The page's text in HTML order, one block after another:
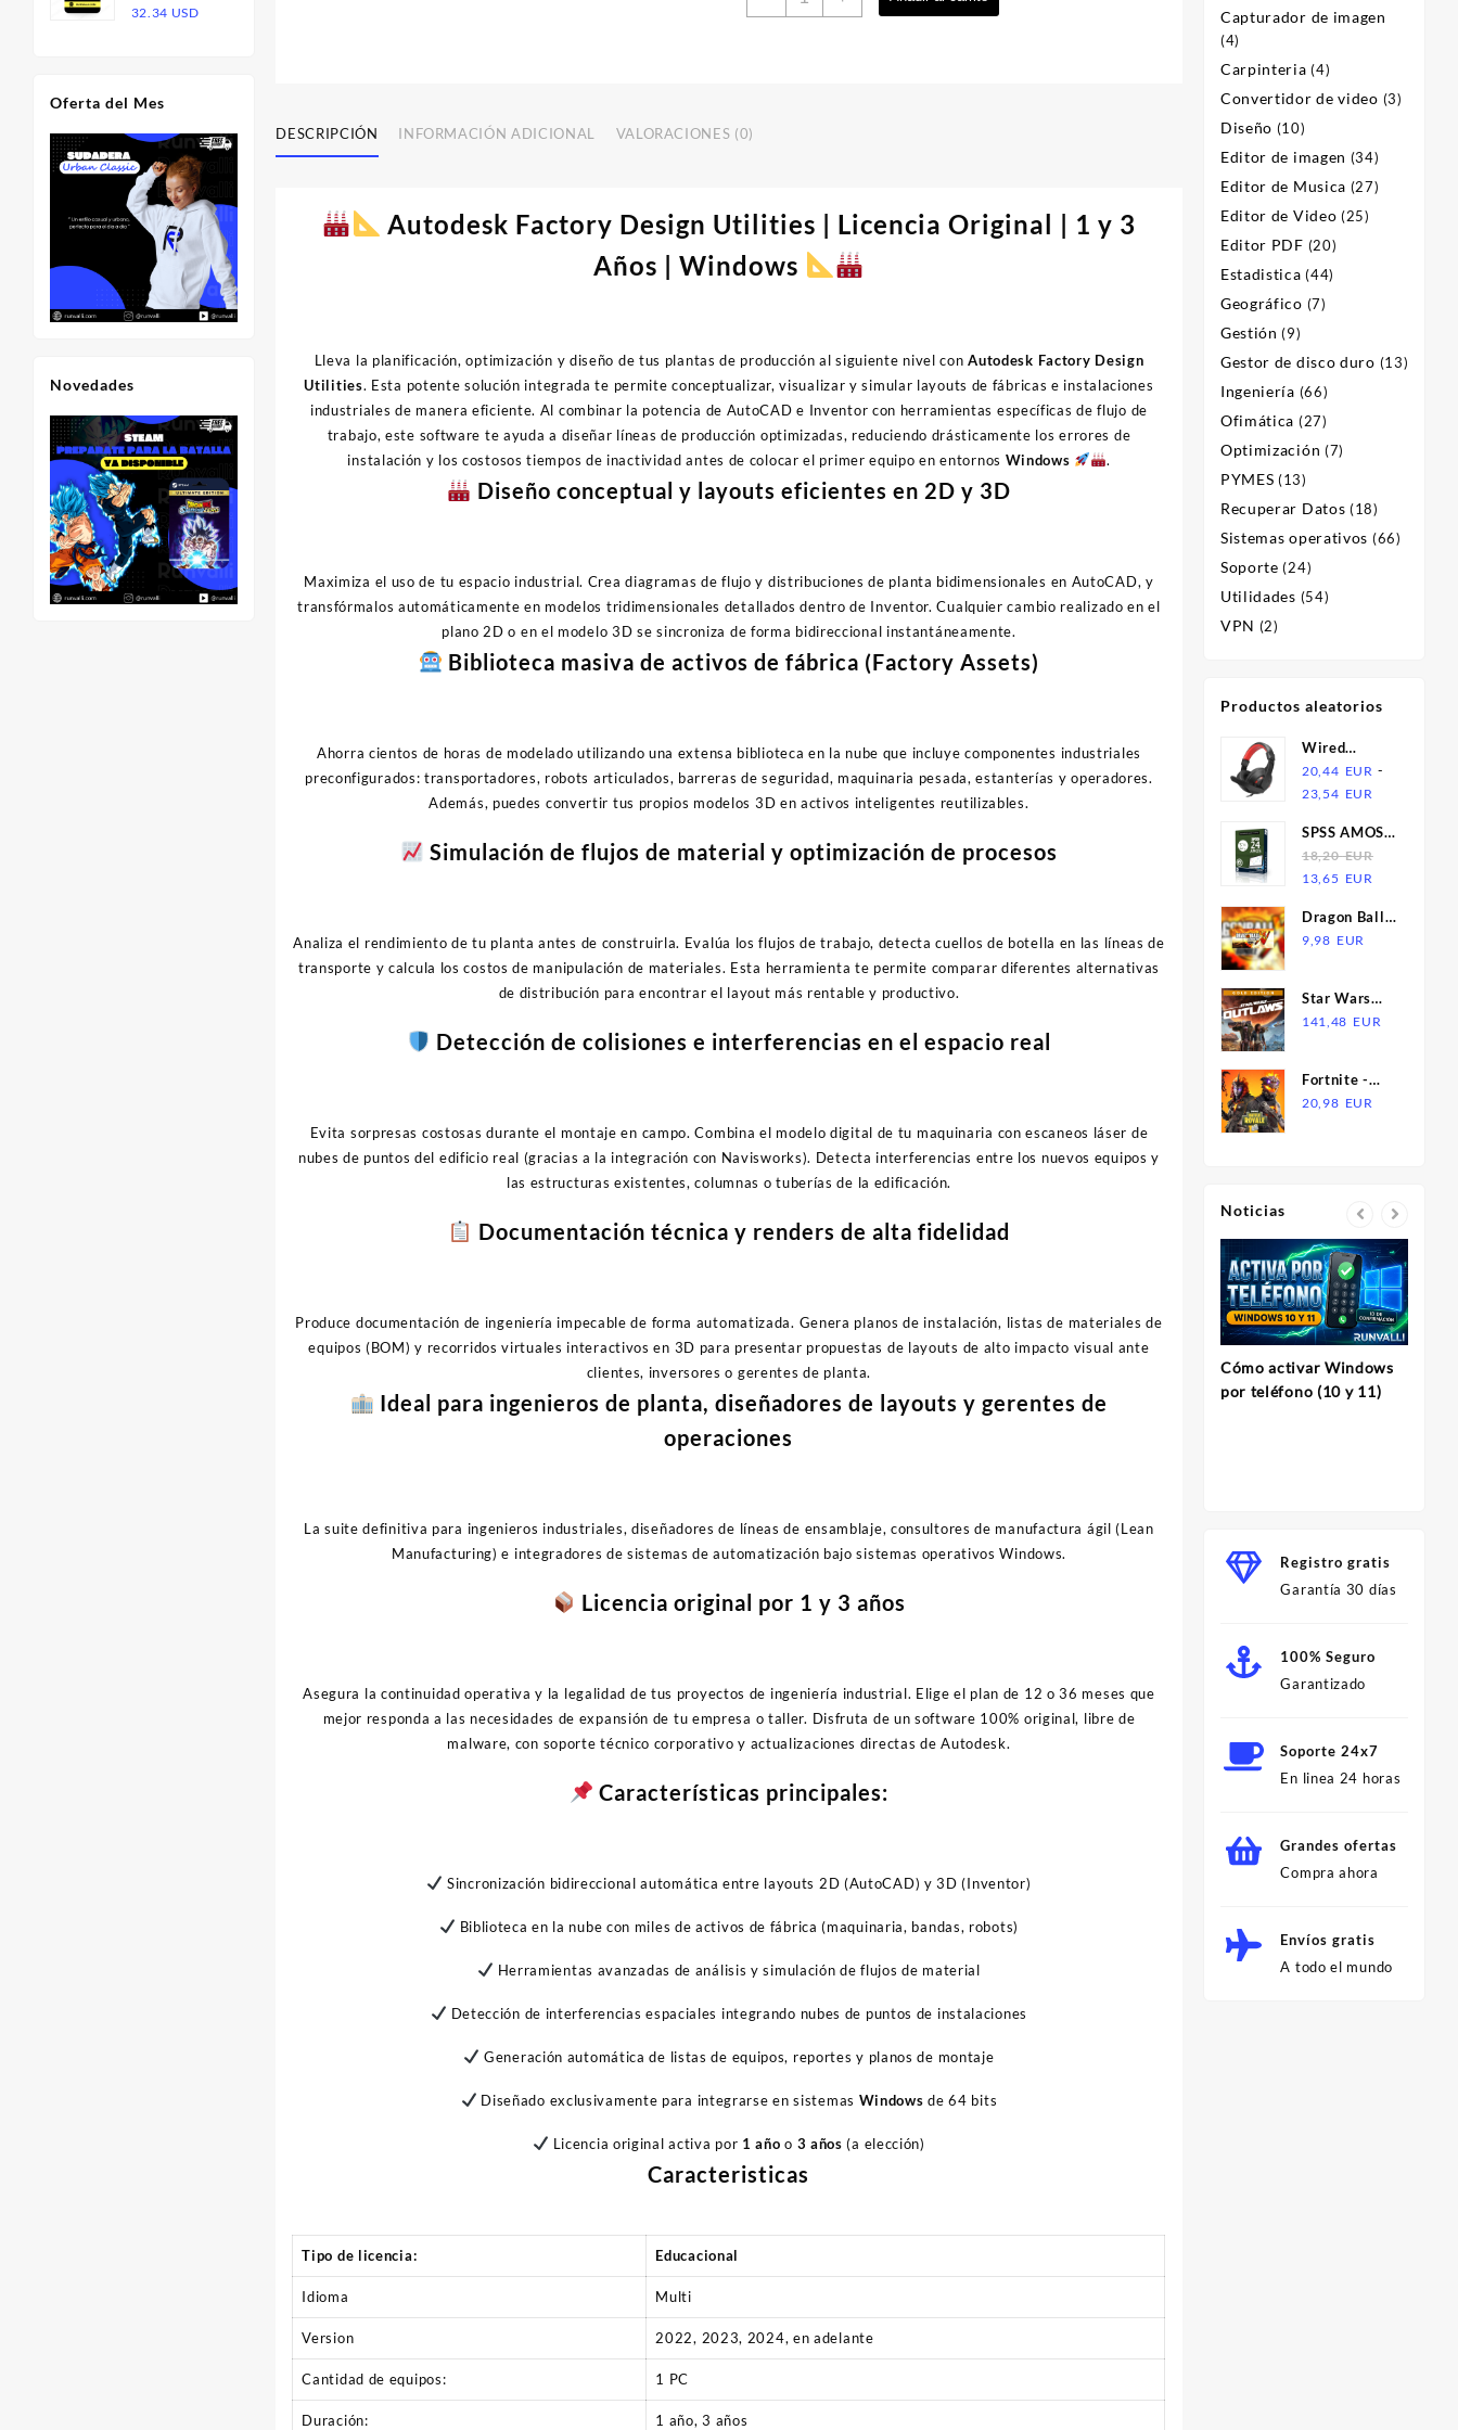
20.00 USD.13.00 USD.
32.34 USDRango
32.34 USD
Oferta del Mes
Novedades
DESCRIPCIÓN INFORMACIÓN ADICIONAL VALORACIONES (0)
Autodesk Factory Design Utilities | Licencia Original | 1 y 3
Años | Windows
Lleva la planificación, optimización y diseño de tus plantas de producción al siguiente nivel conAutodesk Factory Design
Utilities. Esta potente solución integrada te permite conceptualizar, visualizar y simular layouts de fábricas e instalaciones
industriales de manera eficiente. Al combinar la potencia de AutoCAD e Inventor con herramientas específicas de flujo de
trabajo, este software te ayuda a diseñar líneas de producción optimizadas, reduciendo drásticamente los errores de
instalación y los costosos tiempos de inactividad antes de colocar el primer equipo en entornos Windows .
Diseño conceptual y layouts eficientes en 2D y 3D
Maximiza el uso de tu espacio industrial. Crea diagramas de flujo y distribuciones de planta bidimensionales en AutoCAD, y
transfórmalos automáticamente en modelos tridimensionales detallados dentro de Inventor. Cualquier cambio realizado en el
plano 2D o en el modelo 3D se sincroniza de forma bidireccional instantáneamente.
Biblioteca masiva de activos de fábrica (Factory Assets)
Ahorra cientos de horas de modelado utilizando una extensa biblioteca en la nube que incluye componentes industriales
preconfigurados: transportadores, robots articulados, barreras de seguridad, maquinaria pesada, estanterías y operadores.
Además, puedes convertir tus propios modelos 3D en activos inteligentes reutilizables.
Simulación de flujos de material y optimización de procesos
Analiza el rendimiento de tu planta antes de construirla. Evalúa los flujos de trabajo, detecta cuellos de botella en las líneas de
transporte y calcula los costos de manipulación de materiales. Esta herramienta te permite comparar diferentes alternativas
de distribución para encontrar el layout más rentable y productivo.
Detección de colisiones e interferencias en el espacio real
Evita sorpresas costosas durante el montaje en campo. Combina el modelo digital de tu maquinaria con escaneos láser de
nubes de puntos del edificio real (gracias a la integración con Navisworks). Detecta interferencias entre los nuevos equipos y
las estructuras existentes, columnas o tuberías de la edificación.
Documentación técnica y renders de alta fidelidad
Produce documentación de ingeniería impecable de forma automatizada. Genera planos de instalación, listas de materiales de
equipos (BOM) y recorridos virtuales interactivos en 3D para presentar propuestas de layouts de alto impacto visual ante
clientes, inversores o gerentes de planta.
Ideal para ingenieros de planta, diseñadores de layouts y gerentes de
operaciones
La suite definitiva para ingenieros industriales, diseñadores de líneas de ensamblaje, consultores de manufactura ágil (Lean
Manufacturing) e integradores de sistemas de automatización bajo sistemas operativos Windows.
Licencia original por 1 y 3 años
Asegura la continuidad operativa y la legalidad de tus proyectos de ingeniería industrial. Elige el plan de 12 o 36 meses que
mejor responda a las necesidades de expansión de tu empresa o taller. Disfruta de un software 100% original, libre de
malware, con soporte técnico corporativo y actualizaciones directas de Autodesk.
Características principales:
Sincronización bidireccional automática entre layouts 2D (AutoCAD) y 3D (Inventor)
Biblioteca en la nube con miles de activos de fábrica (maquinaria, bandas, robots)
Herramientas avanzadas de análisis y simulación de flujos de material
Detección de interferencias espaciales integrando nubes de puntos de instalaciones
Generación automática de listas de equipos, reportes y planos de montaje
Diseñado exclusivamente para integrarse en sistemas Windows de 64 bits
Licencia original activa por 1 año o 3 años (a elección)
Caracteristicas
Tipo de licencia: Educacional
Idioma Multi
Version 2022, 2023, 2024, en adelante
Cantidad de equipos: 1 PC
Duración: 1 año, 3 años
Capturador de imagen
(4)
Carpinteria (4)
Convertidor de video (3)
Diseño (10)
Editor de imagen (34)
Editor de Musica (27)
Editor de Video (25)
Editor PDF (20)
Estadistica (44)
Geográfico (7)
Gestión (9)
Gestor de disco duro (13)
Ingeniería (66)
Ofimática (27)
Optimización (7)
PYMES (13)
Recuperar Datos (18)
Sistemas operativos (66)
Soporte (24)
Utilidades (54)
VPN (2)
Productos aleatorios
Wired
Headset
Stereo
Headphone
For Music
20,44 EUR -
23,54 EUR
precios:
desde
20,44
SPSS AMOS
24 -
Garantizado
18,20EUR
El
original
era:
EUR.
13,65 EUR
actual
Dragon Ball
Xenoverse
Required
Steam CD
9,98 EUR
Star Wars
Outlaws:
141,48 EUR
Fortnite -
Lava Legends
20,98 EUR
Noticias
Cómo activar Windows
por teléfono (10 y 11)
Registro gratis
Garantía 30 días
100% Seguro
Garantizado
Soporte 24x7
En linea 24 horas
Grandes ofertas
Compra ahora
Envíos gratis
A todo el mundo